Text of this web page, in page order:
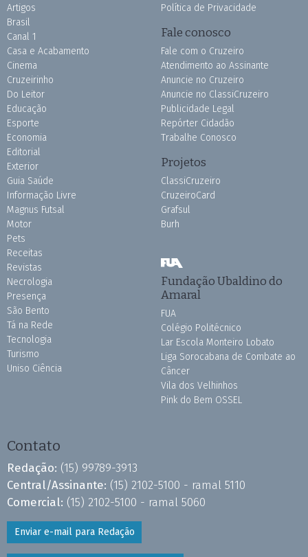
Artigos
Brasil
Canal 1
Casa e Acabamento
Cinema
Cruzeirinho
Do Leitor
Educação
Esporte
Economia
Editorial
Exterior
Guia Saúde
Informação Livre
Magnus Futsal
Motor
Pets
Receitas
Revistas
Necrologia
Presença
São Bento
Tá na Rede
Tecnologia
Turismo
Uniso Ciência
Política de Privacidade
Fale conosco
Fale com o Cruzeiro
Atendimento ao Assinante
Anuncie no Cruzeiro
Anuncie no ClassiCruzeiro
Publicidade Legal
Repórter Cidadão
Trabalhe Conosco
Projetos
ClassiCruzeiro
CruzeiroCard
Grafsul
Burh
Fundação Ubaldino do
Amaral
FUA
Colégio Politécnico
Lar Escola Monteiro Lobato
Liga Sorocabana de Combate ao
Câncer
Vila dos Velhinhos
Pink do Bem OSSEL
Contato
Redação: (15) 99789-3913
Central/Assinante: (15) 2102-5100 - ramal 5110
Comercial: (15) 2102-5100 - ramal 5060
Enviar e-mail para Redação